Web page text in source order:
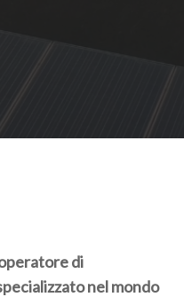
di
nel mondo